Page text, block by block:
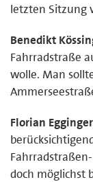
letzten Sitzung
Benedikt
Fahrradstraße
wolle. Man
Florian
doch möglichst